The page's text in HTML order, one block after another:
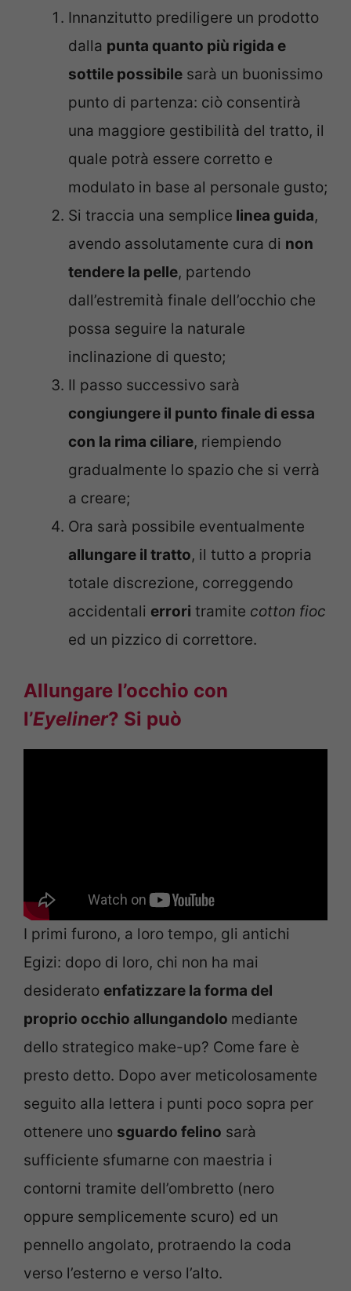
Innanzitutto prediligere un prodotto
dalla punta quanto più rigida e
sottile possibile sarà un buonissimo
punto di partenza: ciò consentirà
una maggiore gestibilità del tratto, il
quale potrà essere corretto e
modulato in base al personale gusto;
Si traccia una semplice linea guida,
avendo assolutamente cura di non
tendere la pelle, partendo
dall’estremità finale dell’occhio che
possa seguire la naturale
inclinazione di questo;
Il passo successivo sarà
congiungere il punto finale di essa
con la rima ciliare, riempiendo
gradualmente lo spazio che si verrà
a creare;
Ora sarà possibile eventualmente
allungare il tratto, il tutto a propria
totale discrezione, correggendo
accidentali errori tramite cotton fioc
ed un pizzico di correttore.
Allungare l’occhio con
l’Eyeliner? Si può
I primi furono, a loro tempo, gli antichi
Egizi: dopo di loro, chi non ha mai
desiderato enfatizzare la forma del
proprio occhio allungandolo mediante
dello strategico make-up? Come fare è
presto detto. Dopo aver meticolosamente
seguito alla lettera i punti poco sopra per
ottenere uno sguardo felino sarà
sufficiente sfumarne con maestria i
contorni tramite dell’ombretto (nero
oppure semplicemente scuro) ed un
pennello angolato, protraendo la coda
verso l’esterno e verso l’alto.